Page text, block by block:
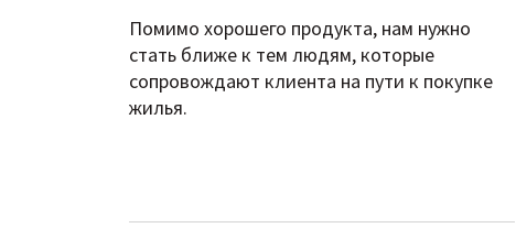
Помимо хорошего продукта, нам нужно
стать ближе к тем людям, которые
сопровождают клиента на пути к покупке
жилья.